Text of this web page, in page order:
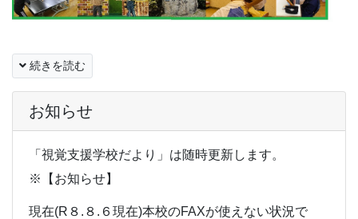
続きを読む
お知らせ
「視覚支援学校だより」は随時更新します。
※【お知らせ】
現在(R８.８.６現在)本校のFAXが使えない状況で